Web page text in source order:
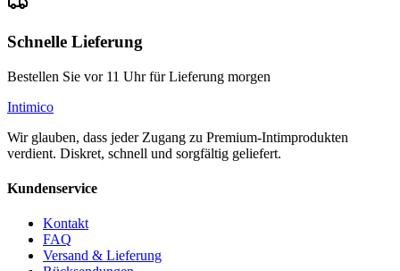
Schnelle Lieferung
Bestellen Sie vor 11 Uhr für Lieferung morgen
Intimico
Wir glauben, dass jeder Zugang zu Premium-Intimprodukten
verdient. Diskret, schnell und sorgfältig geliefert.
Kundenservice
Kontakt
FAQ
Versand & Lieferung